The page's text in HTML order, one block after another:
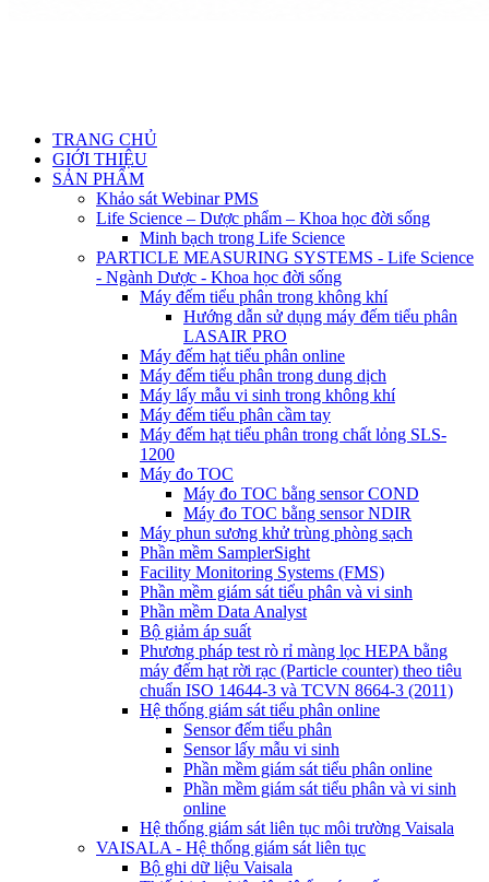
TRANG CHỦ
GIỚI THIỆU
SẢN PHẨM
Khảo sát Webinar PMS
Life Science – Dược phẩm – Khoa học đời sống
Minh bạch trong Life Science
PARTICLE MEASURING SYSTEMS - Life Science
- Ngành Dược - Khoa học đời sống
Máy đếm tiểu phân trong không khí
Hướng dẫn sử dụng máy đếm tiểu phân
LASAIR PRO
Máy đếm hạt tiểu phân online
Máy đếm tiểu phân trong dung dịch
Máy lấy mẫu vi sinh trong không khí
Máy đếm tiểu phân cầm tay
Máy đếm hạt tiểu phân trong chất lỏng SLS-
1200
Máy đo TOC
Máy đo TOC bằng sensor COND
Máy đo TOC bằng sensor NDIR
Máy phun sương khử trùng phòng sạch
Phần mềm SamplerSight
Facility Monitoring Systems (FMS)
Phần mềm giám sát tiểu phân và vi sinh
Phần mềm Data Analyst
Bộ giảm áp suất
Phương pháp test rò rỉ màng lọc HEPA bằng
máy đếm hạt rời rạc (Particle counter) theo tiêu
chuẩn ISO 14644-3 và TCVN 8664-3 (2011)
Hệ thống giám sát tiểu phân online
Sensor đếm tiểu phân
Sensor lấy mẫu vi sinh
Phần mềm giám sát tiểu phân online
Phần mềm giám sát tiểu phân và vi sinh
online
Hệ thống giám sát liên tục môi trường Vaisala
VAISALA - Hệ thống giám sát liên tục
Bộ ghi dữ liệu Vaisala